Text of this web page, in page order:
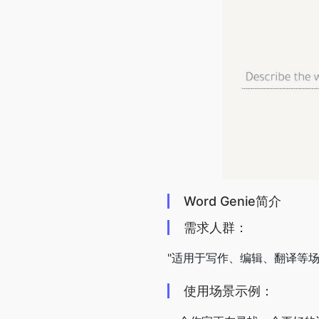
Word Genie简介
需求人群：
"适用于写作、编辑、翻译等
使用场景示例：